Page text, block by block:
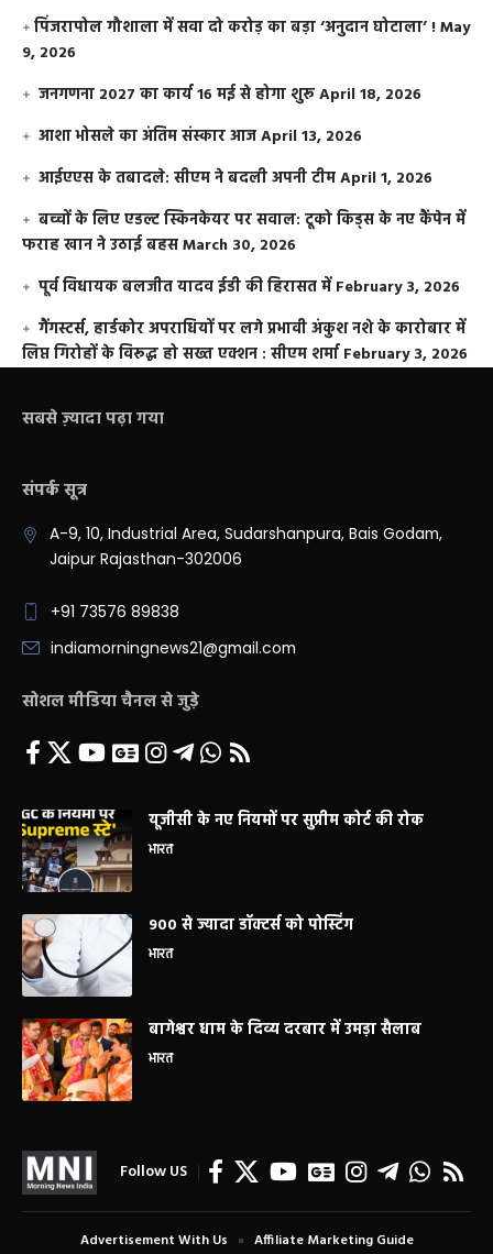
​पिंजरापोल गौशाला में सवा दो करोड़ का बड़ा ‘अनुदान घोटाला’ !May
9, 2026
जनगणना 2027 का कार्य 16 मई से होगा शुरूApril 18, 2026
आशा भोसले का अंतिम संस्कार आजApril 13, 2026
आईएएस के तबादले: सीएम ने बदली अपनी टीमApril 1, 2026
बच्चों के लिए एडल्ट स्किनकेयर पर सवाल: टूको किड्स के नए कैंपेन में
फराह खान ने उठाई बहसMarch 30, 2026
पूर्व विधायक बलजीत यादव ईडी की हिरासत में February 3, 2026
गैंगस्टर्स, हार्डकोर अपराधियों पर लगे प्रभावी अंकुश नशे के कारोबार में
लिप्त गिरोहों के विरूद्ध हो सख्त एक्शन : सीएम शर्मा February 3, 2026
सबसे ज़्यादा पढ़ा गया
संपर्क सूत्र
A-9, 10, Industrial Area, Sudarshanpura, Bais Godam,
Jaipur Rajasthan-302006
+91 73576 89838
indiamorningnews21@gmail.com
सोशल मीडिया चैनल से जुड़े
यूजीसी के नए नियमों पर सुप्रीम कोर्ट की रोक
भारत
900 से ज्यादा डॉक्टर्स को पोस्टिंग
भारत
बागेश्वर धाम के दिव्य दरबार में उमड़ा सैलाब
भारत
Follow US
Advertisement With Us
Affiliate Marketing Guide